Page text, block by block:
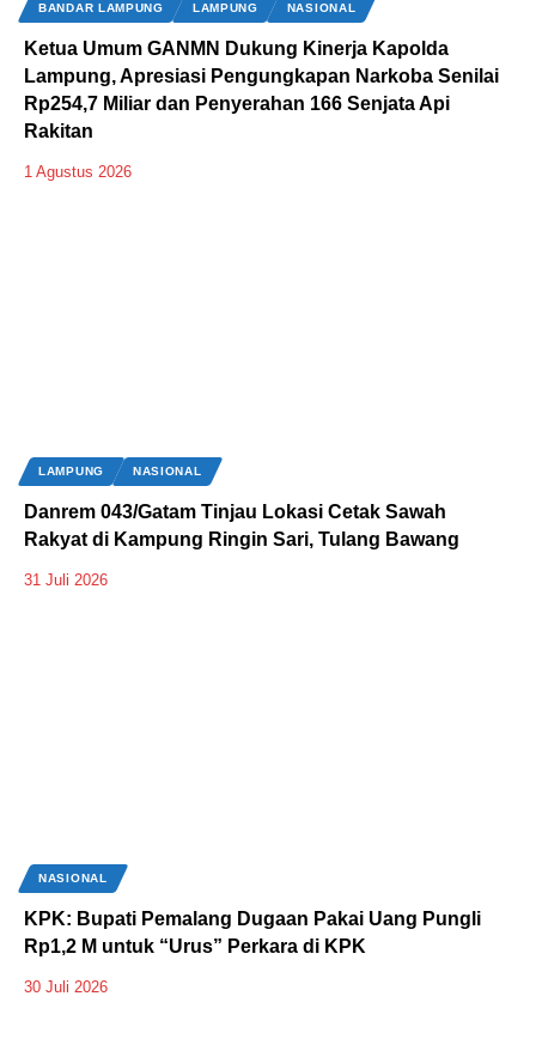
BANDAR LAMPUNG LAMPUNG NASIONAL
Ketua Umum GANMN Dukung Kinerja Kapolda
Lampung, Apresiasi Pengungkapan Narkoba Senilai
Rp254,7 Miliar dan Penyerahan 166 Senjata Api
Rakitan
1 Agustus 2026
LAMPUNG NASIONAL
Danrem 043/Gatam Tinjau Lokasi Cetak Sawah
Rakyat di Kampung Ringin Sari, Tulang Bawang
31 Juli 2026
NASIONAL
KPK: Bupati Pemalang Dugaan Pakai Uang Pungli
Rp1,2 M untuk “Urus” Perkara di KPK
30 Juli 2026